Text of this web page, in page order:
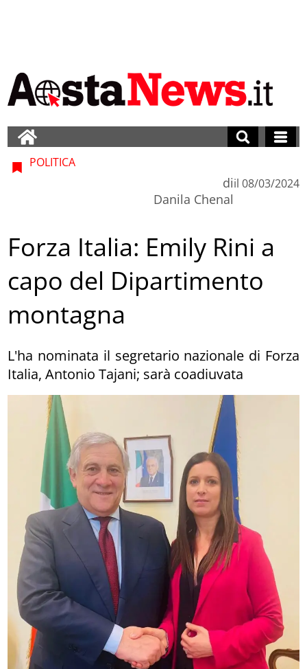
POLITICA
di
Danila Chenal
il 08/03/2024
Forza Italia: Emily Rini a
capo del Dipartimento
montagna
L'ha nominata il segretario nazionale di Forza
Italia, Antonio Tajani; sarà coadiuvata